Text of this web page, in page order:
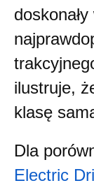
ilustruje,
klasę
Dla
Electric